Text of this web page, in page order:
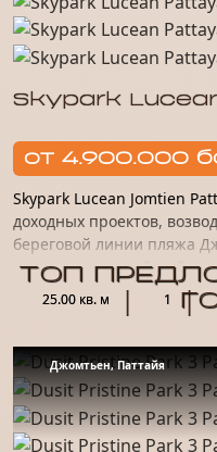
Skypark
от 4.900.000
Skypark Lucean Jomtien
доходных проектов,
береговой линии пляжа
роскошь, высочайший
конфиденциальность...
25.00 кв. м 1
ТОП
Джомтьен, Паттайя